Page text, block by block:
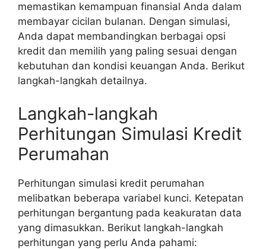
memastikan kemampuan finansial Anda dalam
membayar cicilan bulanan. Dengan simulasi,
Anda dapat membandingkan berbagai opsi
kredit dan memilih yang paling sesuai dengan
kebutuhan dan kondisi keuangan Anda. Berikut
langkah-langkah detailnya.
Langkah-langkah
Perhitungan Simulasi Kredit
Perumahan
Perhitungan simulasi kredit perumahan
melibatkan beberapa variabel kunci. Ketepatan
perhitungan bergantung pada keakuratan data
yang dimasukkan. Berikut langkah-langkah
perhitungan yang perlu Anda pahami: